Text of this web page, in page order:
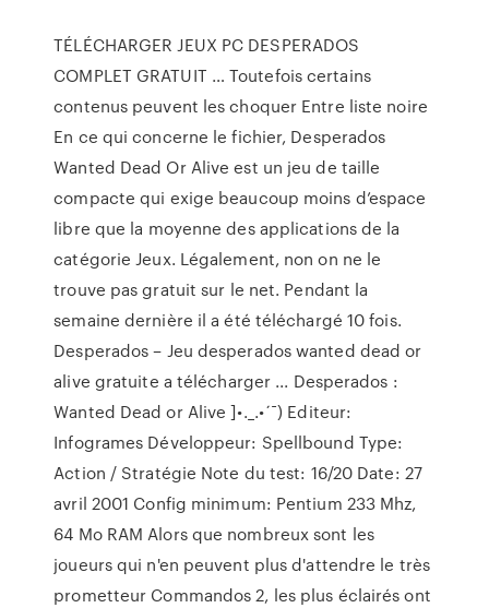
TÉLÉCHARGER JEUX PC DESPERADOS
COMPLET GRATUIT … Toutefois certains
contenus peuvent les choquer Entre liste noire
En ce qui concerne le fichier, Desperados
Wanted Dead Or Alive est un jeu de taille
compacte qui exige beaucoup moins d’espace
libre que la moyenne des applications de la
catégorie Jeux. Légalement, non on ne le
trouve pas gratuit sur le net. Pendant la
semaine dernière il a été téléchargé 10 fois.
Desperados – Jeu desperados wanted dead or
alive gratuite a télécharger ... Desperados :
Wanted Dead or Alive ]•._.•´¯) Editeur:
Infogrames Développeur: Spellbound Type:
Action / Stratégie Note du test: 16/20 Date: 27
avril 2001 Config minimum: Pentium 233 Mhz,
64 Mo RAM Alors que nombreux sont les
joueurs qui n'en peuvent plus d'attendre le très
prometteur Commandos 2, les plus éclairés ont